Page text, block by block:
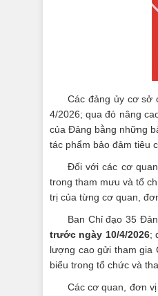
Các đảng ủy cơ sở
4/2026; qua đó nâng
của Đảng bằng những
tác phẩm bảo đảm tiêu
Đối với các cơ
trong tham mưu và tổ
trị của từng cơ quan,
Ban Chỉ đạo 35
trước ngày 10/4/2026;
lượng cao gửi tham gia
biểu trong tổ chức và
Các cơ quan, đơn